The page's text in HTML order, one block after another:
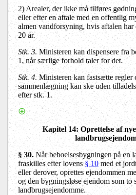
2)Arealer, der ikke må tilføres
eller efter en aftale med en offentlig
almen vandforsyning, hvis aftalen har
20 år.
Stk. 3. Ministeren kan dispensere fra
1, når særlige forhold taler for det.
Stk. 4. Ministeren kan fastsætte regler
sammenlægning kan ske uden
efter stk. 1.
Kapitel 14: Oprettelse af
§ 30. Når beboelsesbygningen på en
fraskilles efter lovens§ 10med et
eller derover, oprettes ejendommen
og den bygningsløse ejendom som to
landbrugsejendomme.